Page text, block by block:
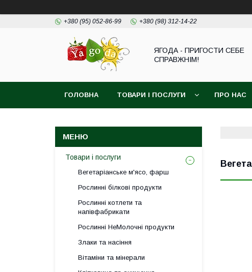
+380 (95) 052-86-99 +380 (98) 312-14-22
ЯГОДА - ПРИГОСТИ СЕБЕ
СПРАВЖНІМ!
ГОЛОВНА ТОВАРИ І ПОСЛУГИ ПРО НАС
Товари і послуги
Вегетаріанське м'ясо, фарш
Рослинні білкові продукти
Рослинні котлети та
напівфабрикати
Рослинні НеМолочні продукти
Злаки та насіння
Вітаміни та мінерали